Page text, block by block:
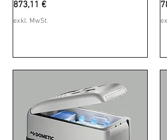
Preis
873,11 €
exkl. MwSt.